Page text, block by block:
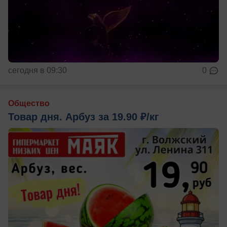
сегодня в 09:30 0
Общество
Товар дня. Арбуз за 19.90 ₽/кг